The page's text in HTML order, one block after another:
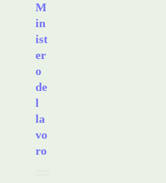
M
in
ist
er
o
de
l
la
vo
ro